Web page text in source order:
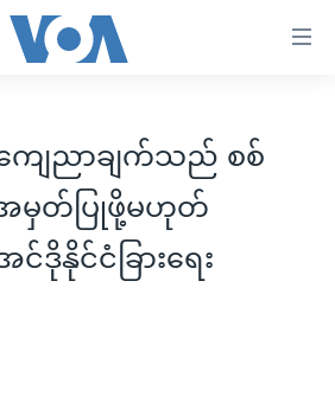
လွန်
ေညာချက်သည် စစ်
မှတ်ပြုဖို့မဟုတ်
င်ဒိုနိုင်ငံခြားရေး